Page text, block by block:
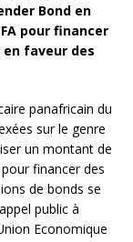
Bond en
pour financer
en faveur des
panafricain du
sur le genre
un montant de
financer des
de bonds se
public à
Economique